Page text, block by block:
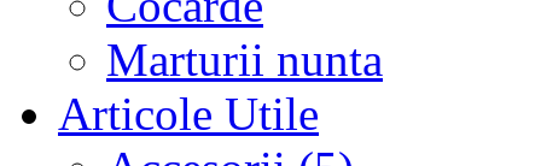
Marturii nunta
Articole Utile